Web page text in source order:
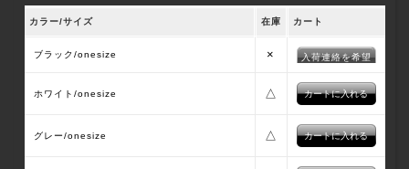
カラー/サイズ 在庫 カート
ブラック/onesize × 入荷連絡を希望
ホワイト/onesize △
グレー/onesize △